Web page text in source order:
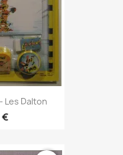
Les Dalton
€